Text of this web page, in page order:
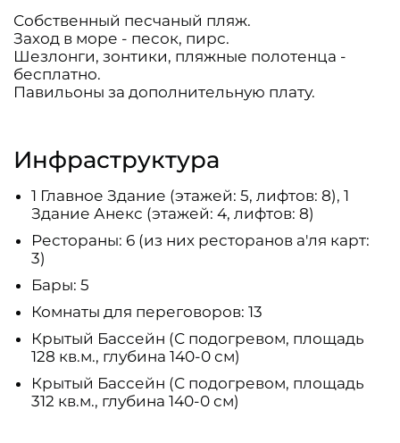
Собственный песчаный пляж.
Заход в море - песок, пирс.
Шезлонги, зонтики, пляжные полотенца -
бесплатно.
Павильоны за дополнительную плату.
Инфраструктура
1 Главное Здание (этажей: 5, лифтов: 8), 1
Здание Анекс (этажей: 4, лифтов: 8)
Рестораны: 6 (из них ресторанов а'ля карт:
3)
Бары: 5
Комнаты для переговоров: 13
Крытый Бассейн (С подогревом, площадь
128 кв.м., глубина 140-0 см)
Крытый Бассейн (С подогревом, площадь
312 кв.м., глубина 140-0 см)